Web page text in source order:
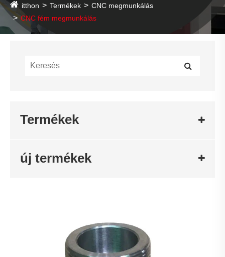
itthon Termékek
CNC megmunkálás
CNC fém megmunkálás
Termékek
új termékek